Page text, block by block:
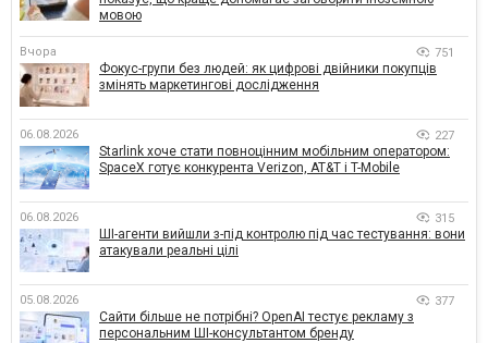
мовою
Вчора 751
Фокус-групи без людей: як цифрові двійники покупців
змінять маркетингові дослідження
06.08.2026 227
Starlink хоче стати повноцінним мобільним оператором:
SpaceX готує конкурента Verizon, AT&T і T-Mobile
06.08.2026 315
ШІ-агенти вийшли з-під контролю під час тестування: вони
атакували реальні цілі
05.08.2026 377
Сайти більше не потрібні? OpenAI тестує рекламу з
персональним ШІ-консультантом бренду